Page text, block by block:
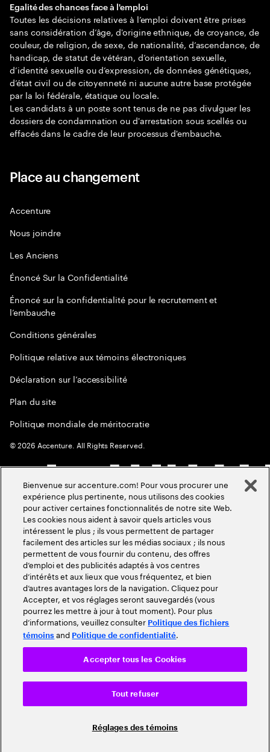
Egalité des chances face à l'emploi
Toutes les décisions relatives à l’emploi doivent être prises
sans considération d’âge, d'origine ethnique, de croyance, de
couleur, de religion, de sexe, de nationalité, d’ascendance, de
handicap, de statut de vétéran, d’orientation sexuelle,
d’identité sexuelle ou d’expression, de données génétiques,
d’état civil ou de citoyenneté ni aucune autre base protégée
par la loi fédérale, étatique ou locale.
Les candidats à un poste sont tenus de ne pas divulguer les
dossiers de condamnation ou d'arrestation sous scellés ou
effacés dans le cadre de leur processus d'embauche.
Place au changement
Accenture
Nous joindre
Les Anciens
Énoncé Sur la Confidentialité
Énoncé sur la confidentialité pour le recrutement et
l’embauche
Conditions générales
Politique relative aux témoins électroniques
Déclaration sur l’accessibilité
Plan du site
Politique mondiale de méritocratie
©2026 Accenture. All Rights Reserved.
Bienvenue sur accenture.com! Pour vous procurer une
expérience plus pertinente, nous utilisons des cookies
pour activer certaines fonctionnalités de notre site Web.
Les cookies nous aident à savoir quels articles vous
intéressent le plus ; ils vous permettent de partager
facilement des articles sur les médias sociaux ; ils nous
permettent de vous fournir du contenu, des offres
d’emploi et des publicités adaptés à vos centres
d’intérêts et aux lieux que vous fréquentez, et bien
d’autres avantages lors de la navigation. Cliquez pour
Accepter, et vos réglages seront sauvegardés (vous
pourrez les mettre à jour à tout moment). Pour plus
d’informations, veuillez consulter Politique des fichiers
témoins and Politique de confidentialité.
Réglages des témoins
Tout refuser
Accepter tous les Cookies